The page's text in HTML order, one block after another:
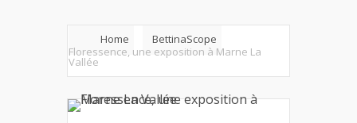
Home
BettinaScope
Floressence, une exposition à Marne La
Vallée